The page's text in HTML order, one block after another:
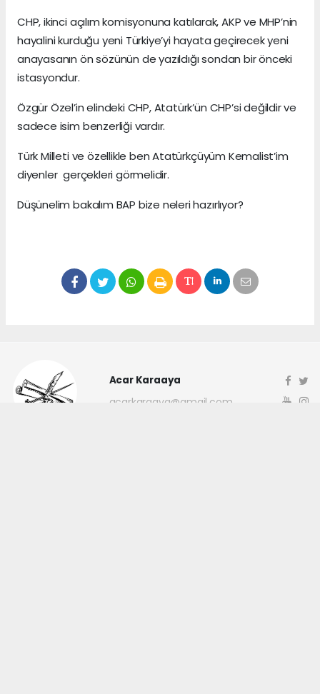
CHP, ikinci açılım komisyonuna katılarak, AKP ve MHP’nin
hayalini kurduğu yeni Türkiye’yi hayata geçirecek yeni
anayasanın ön sözünün de yazıldığı sondan bir önceki
istasyondur.
Özgür Özel’in elindeki CHP, Atatürk’ün CHP’si değildir ve
sadece isim benzerliği vardır.
Türk Milleti ve özellikle ben Atatürkçüyüm Kemalist’im
diyenler gerçekleri görmelidir.
Düşünelim bakalım BAP bize neleri hazırlıyor?
Acar Karaaya
acarkaraaya@gmail.com